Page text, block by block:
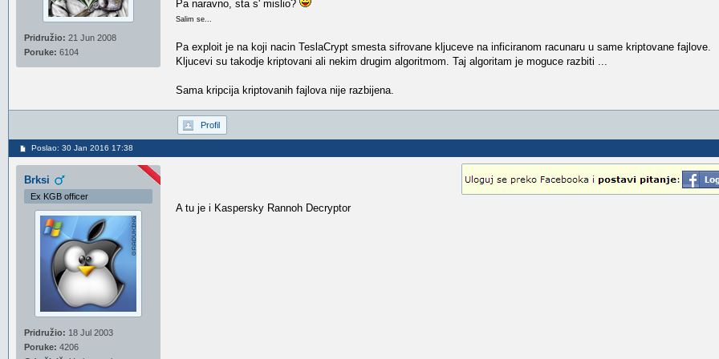
Pridružio: 21 Jun 2008
Poruke: 6104
Pa naravno, sta s' mislio?
Salim se...
Pa exploit je na koji nacin TeslaCrypt smesta sifrovane kljuceve na inficiranom racunaru u same kriptovane fajlove.
Kljucevi su takodje kriptovani ali nekim drugim algoritmom. Taj algoritam je moguce razbiti ...
Sama kripcija kriptovanih fajlova nije razbijena.
Profil
Poslao: 30 Jan 2016 17:38
Brksi
Ex KGB officer
Pridružio: 18 Jul 2003
Poruke: 4206
A tu je i Kaspersky Rannoh Decryptor